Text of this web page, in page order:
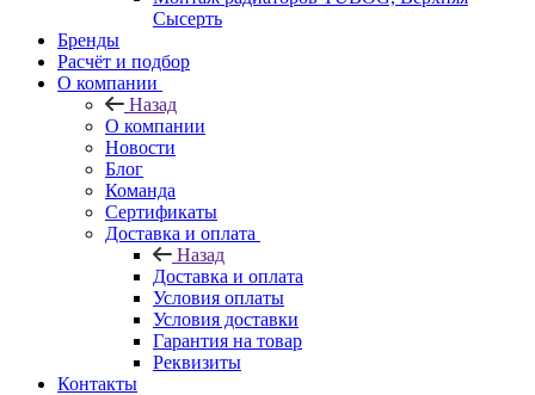
Сысерть
Бренды
Расчёт и подбор
О компании
Назад
О компании
Новости
Блог
Команда
Сертификаты
Доставка и оплата
Назад
Доставка и оплата
Условия оплаты
Условия доставки
Гарантия на товар
Реквизиты
Контакты